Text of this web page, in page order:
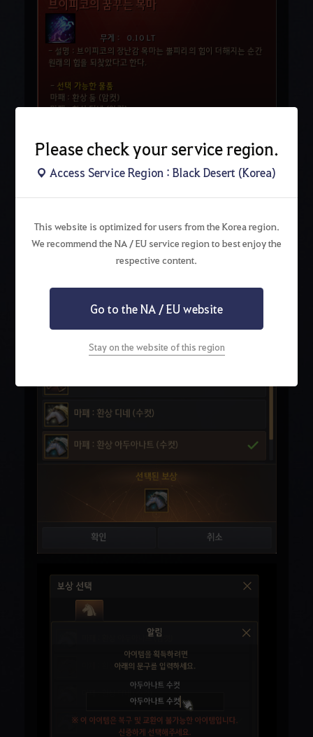
Please check your service region.
Access Service Region : Black Desert (Korea)
This website is optimized for users from the Korea region.
We recommend the NA / EU service region to best enjoy the
respective content.
Go to the NA / EU website
Stay on the website of this region